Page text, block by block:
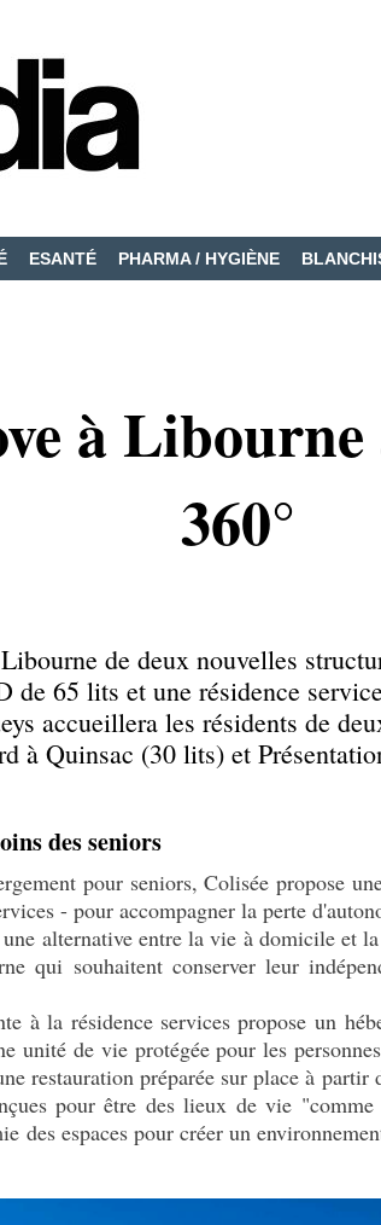
ESANTÉ PHARMA / HYGIÈNE
à
360°
de deux nouvelles
de 65 lits et une résidence
accueillera les résidents de
à Quinsac (30 lits) et
des seniors
pour seniors, Colisée propose
- pour accompagner la perte
alternative entre la vie à domicile et
qui souhaitent conserver leur
à la résidence services propose un
unité de vie protégée pour les
restauration préparée sur place à partir
pour être des lieux de vie
des espaces pour créer un